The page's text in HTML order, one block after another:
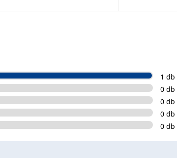
1 db
0 db
0 db
0 db
0 db